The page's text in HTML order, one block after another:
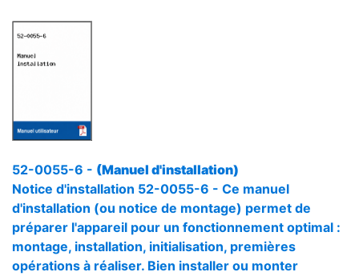
52-0055-6 - (Manuel d'installation)
Notice d'installation 52-0055-6 - Ce manuel
d'installation (ou notice de montage) permet de
préparer l'appareil pour un fonctionnement optimal :
montage, installation, initialisation, premières
opérations à réaliser. Bien installer ou monter